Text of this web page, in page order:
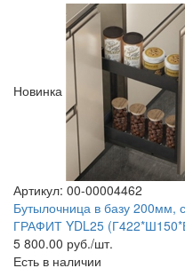
Новинка
Артикул: 00-00004462
Бутылочница в базу 200мм,
ГРАФИТ YDL25
5 800.00 руб./шт.
Есть в наличии